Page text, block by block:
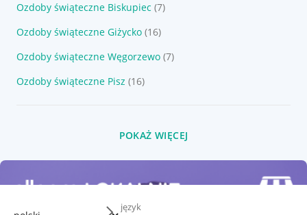
język
Ozdoby świąteczne Biskupiec (7)
Ozdoby świąteczne Giżycko (16)
Ozdoby świąteczne Węgorzewo (7)
Ozdoby świąteczne Pisz (16)
POKAŻ WIĘCEJ